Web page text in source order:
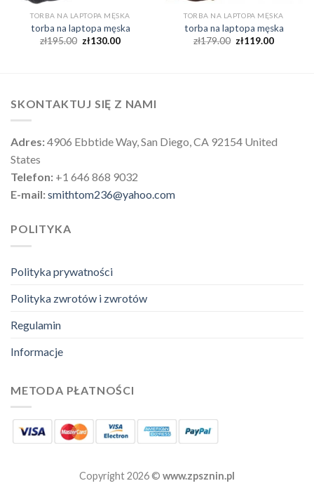
TORBA NA LAPTOPA MĘSKA
torba na laptopa męska
zł195.00 zł130.00
TORBA NA LAPTOPA MĘSKA
torba na laptopa męska
zł179.00 zł119.00
SKONTAKTUJ SIĘ Z NAMI
Adres:4906 Ebbtide Way, San Diego, CA 92154 United
States
Telefon: +1 646 868 9032
E-mail:smithtom236@yahoo.com
POLITYKA
Polityka prywatności
Polityka zwrotów i zwrotów
Regulamin
Informacje
METODA PŁATNOŚCI
Copyright 2026 © www.zpsznin.pl